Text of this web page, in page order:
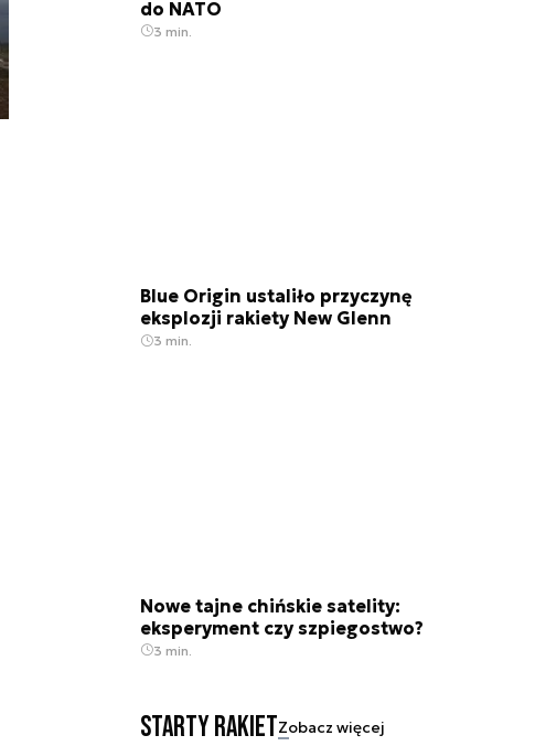
do NATO
3 min.
Blue Origin ustaliło przyczynę
eksplozji rakiety New Glenn
3 min.
Nowe tajne chińskie satelity:
eksperyment czy szpiegostwo?
3 min.
Starty rakietZobacz więcej